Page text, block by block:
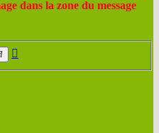
dans la zone du message
Rechercher